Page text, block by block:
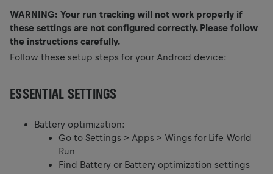
WARNING: Your run tracking will not work properly if
these settings are not configured correctly. Please follow
the instructions carefully.
Follow these setup steps for your Android device:
ESSENTIAL SETTINGS
Battery optimization:
Go to Settings > Apps > Wings for Life World
Run
Find Battery or Battery optimization settings